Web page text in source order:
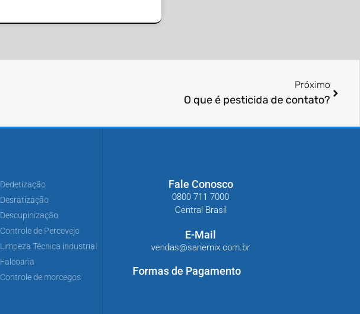
Próximo
O que é pesticida de contato?
Dedetização
Desratização
Descupinização
Controle de Percevejo
Limpeza Técnica industrial
Falcoaria
Controle de morcegos
Fale Conosco
0800 711 7000
Central Brasil
E-Mail
vendas@sanemix.com.br
Formas de Pagamento